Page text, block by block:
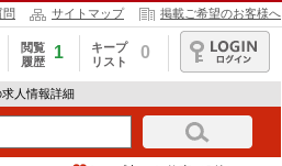
問 サイトマップ 掲載ご希望のお客様へ
閲覧
履歴
1
キープ
リスト
0
ログイン
人情報詳細